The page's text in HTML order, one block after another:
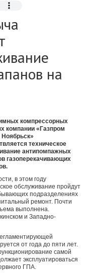
на
компрессорных
компании «Газпром
техническое
антипомпажных
газоперекачивающих
в этом году
обслуживание пройдут
подразделениях
ремонт. Почти
выполнена.
и Западно-
от года до пяти лет.
самой
эксплуатироваться
ГПА.